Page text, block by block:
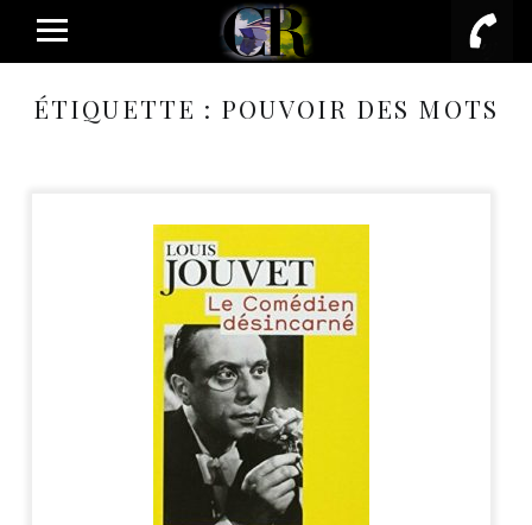
PRIMARY MENU
ÉTIQUETTE : POUVOIR DES MOTS